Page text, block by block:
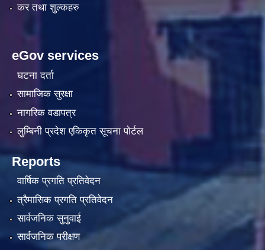
कर तथा शुल्कहरु
eGov services
घटना दर्ता
सामाजिक सुरक्षा
नागरिक वडापत्र
लुम्बिनी प्रदेश एकिकृत सूचना पाेर्टल
Reports
वार्षिक प्रगति प्रतिवेदन
त्रैमासिक प्रगति प्रतिवेदन
सार्वजनिक सुनुवाई
सार्वजनिक परीक्षण